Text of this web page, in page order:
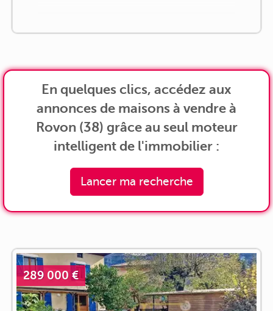
En quelques clics, accédez aux
annonces de maisons à vendre à
Rovon (38) grâce au seul moteur
intelligent de l'immobilier :
Lancer ma recherche
289 000 €